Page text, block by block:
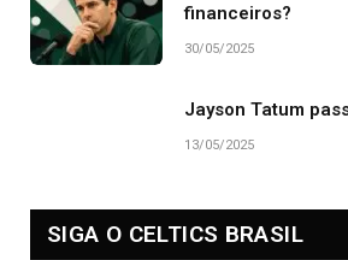
financeiros?
30/05/2025
Jayson Tatum
13/05/2025
SIGA O CELTICS BRASIL